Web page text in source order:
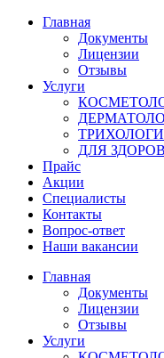
Главная
Документы
Лицензии
Отзывы
Услуги
ДЛЯ
Прайс
Акции
Специалисты
Контакты
Вопрос-ответ
Наши вакансии
Главная
Документы
Лицензии
Отзывы
Услуги